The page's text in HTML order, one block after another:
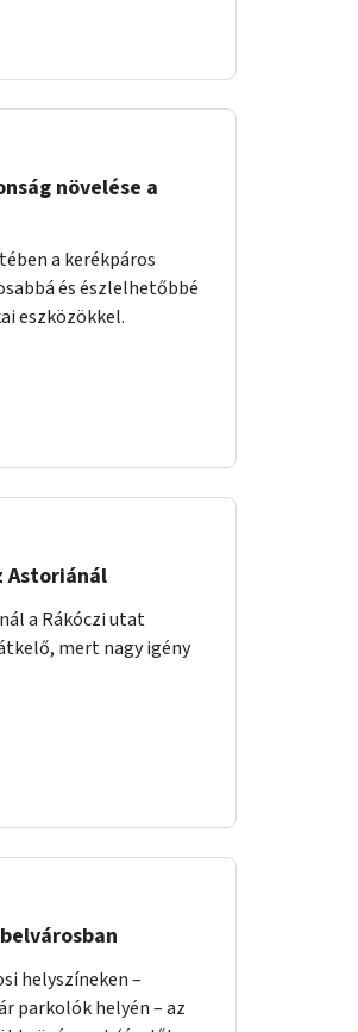
növelése a
a kerékpáros
és észlelhetőbbé
eszközökkel.
Astoriánál
a Rákóczi utat
mert nagy igény
helyszíneken –
parkolók helyén – az